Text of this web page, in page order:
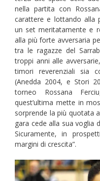
nella partita con
carattere e lottando alla
un set meritatamente e
alla più forte avversaria
tra le ragazze del
troppi anni alle
timori reverenziali sia
(Anedda 2004, e Stori
torneo Rossana
quest’ultima mette in
sorprende la più quotata
gara cede alla sua voglia
Sicuramente, in
margini di crescita”.